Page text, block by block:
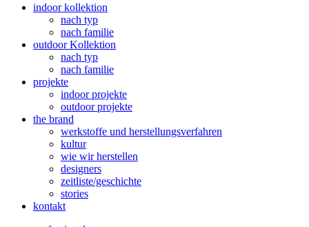
indoor kollektion
nach typ
nach familie
outdoor Kollektion
nach typ
nach familie
projekte
indoor projekte
outdoor projekte
the brand
werkstoffe und herstellungsverfahren
kultur
wie wir herstellen
designers
zeitliste/geschichte
stories
kontakt